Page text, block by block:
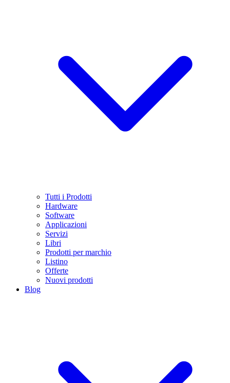
Tutti i Prodotti
Hardware
Software
Applicazioni
Servizi
Libri
Prodotti per marchio
Listino
Offerte
Nuovi prodotti
Blog